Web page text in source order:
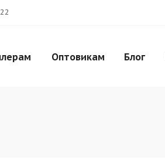
Оптовикам Блог